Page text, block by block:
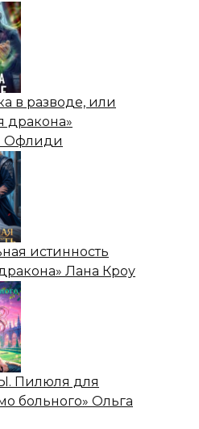
в разводе, или
дракона»
Офлиди
истинность
Лана Кроу
Пилюля для
больного» Ольга